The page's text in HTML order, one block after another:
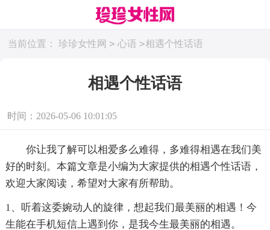
当前位置： 珍珍女性网 > 心语 >相遇个性话语
相遇个性话语
时间：2026-05-06 10:01:05
你让我了解可以相爱多么难得，多难得相遇在我们美
好的时刻。本篇文章是小编为大家提供的相遇个性话语，
欢迎大家阅读，希望对大家有所帮助。
1、听着这委婉动人的旋律，想起我们最美丽的相遇！今
生能在手机短信上遇到你，是我今生最美丽的相遇。